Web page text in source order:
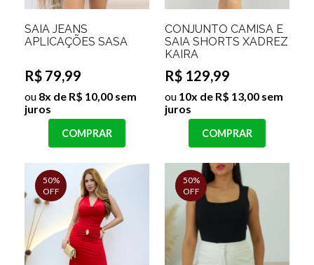
SAIA JEANS
APLICAÇÕES SASA
R$ 79,99
ou 8x de R$ 10,00 sem
juros
COMPRAR
CONJUNTO CAMISA E
SAIA SHORTS XADREZ
KAIRA
R$ 129,99
ou 10x de R$ 13,00 sem
juros
COMPRAR
50%
OFF
50%
OFF